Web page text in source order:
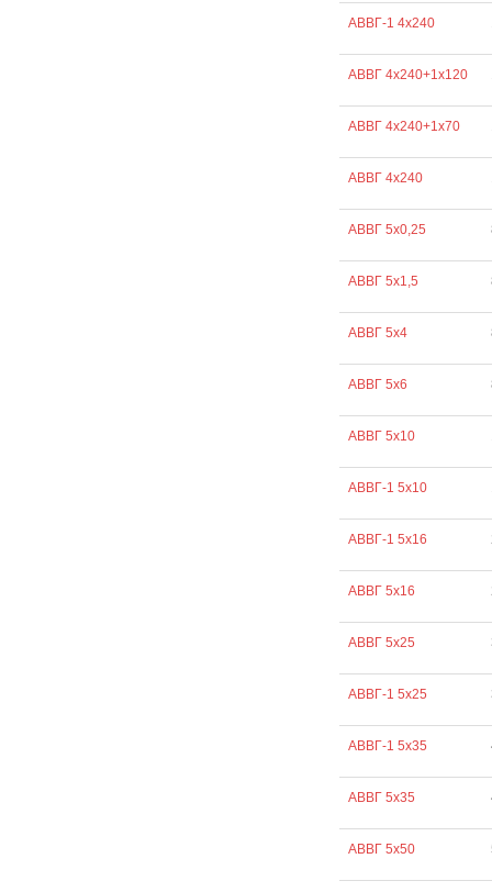
АВВГ-1 4х240
АВВГ 4х240+1х120
АВВГ 4х240+1х70
АВВГ 4х240
АВВГ 5х0,25
АВВГ 5х1,5
АВВГ 5х4
АВВГ 5х6
АВВГ 5х10
АВВГ-1 5х10
АВВГ-1 5х16
АВВГ 5х16
АВВГ 5х25
АВВГ-1 5х25
АВВГ-1 5х35
АВВГ 5х35
АВВГ 5х50